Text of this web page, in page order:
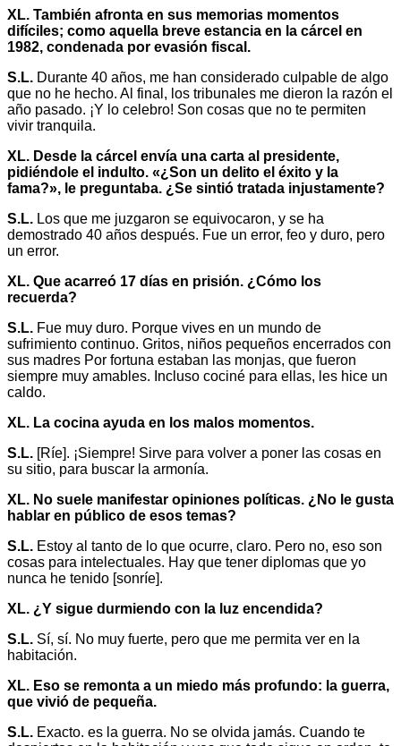
XL. También afronta en sus memorias momentos
difíciles; como aquella breve estancia en la cárcel en
1982, condenada por evasión fiscal.
S.L. Durante 40 años, me han considerado culpable de algo
que no he hecho. Al final, los tribunales me dieron la razón el
año pasado. ¡Y lo celebro! Son cosas que no te permiten
vivir tranquila.
XL. Desde la cárcel envía una carta al presidente,
pidiéndole el indulto. «¿Son un delito el éxito y la
fama?», le preguntaba. ¿Se sintió tratada injustamente?
S.L. Los que me juzgaron se equivocaron, y se ha
demostrado 40 años después. Fue un error, feo y duro, pero
un error.
XL. Que acarreó 17 días en prisión. ¿Cómo los
recuerda?
S.L. Fue muy duro. Porque vives en un mundo de
sufrimiento continuo. Gritos, niños pequeños encerrados con
sus madres Por fortuna estaban las monjas, que fueron
siempre muy amables. Incluso cociné para ellas, les hice un
caldo.
XL. La cocina ayuda en los malos momentos.
S.L. [Ríe]. ¡Siempre! Sirve para volver a poner las cosas en
su sitio, para buscar la armonía.
XL. No suele manifestar opiniones políticas. ¿No le gusta
hablar en público de esos temas?
S.L. Estoy al tanto de lo que ocurre, claro. Pero no, eso son
cosas para intelectuales. Hay que tener diplomas que yo
nunca he tenido [sonríe].
XL. ¿Y sigue durmiendo con la luz encendida?
S.L. Sí, sí. No muy fuerte, pero que me permita ver en la
habitación.
XL. Eso se remonta a un miedo más profundo: la guerra,
que vivió de pequeña.
S.L. Exacto. es la guerra. No se olvida jamás. Cuando te